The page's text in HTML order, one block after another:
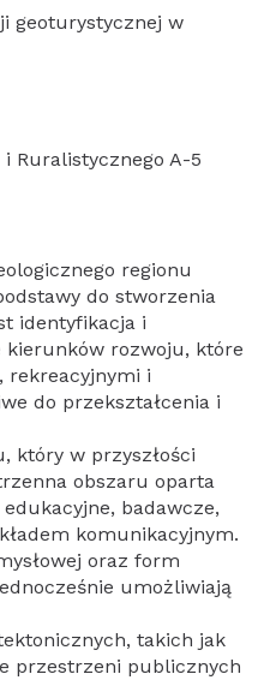
geoturystycznej w
Ruralistycznego A-5
regionu
do stworzenia
identyfikacja i
rozwoju, które
rekreacyjnymi i
do przekształcenia i
który w przyszłości
obszaru oparta
badawcze,
komunikacyjnym.
oraz form
umożliwiają
takich jak
przestrzeni publicznych